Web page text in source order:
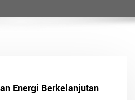
Energi Berkelanjutan